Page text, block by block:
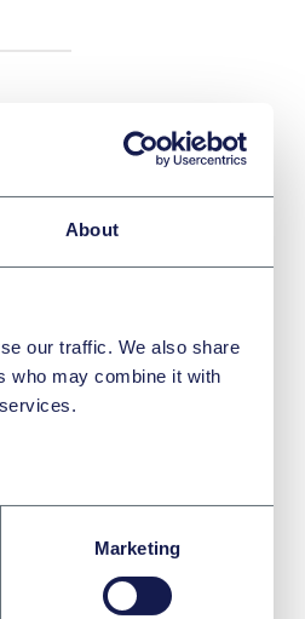
About
our traffic. We also share
who may combine it with
Marketing